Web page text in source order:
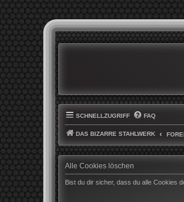
SCHNELLZUGRIFF FAQ
DAS BIZARRE STAHLWERK
Alle Cookies löschen
Bist du dir sicher, dass du alle Cookies